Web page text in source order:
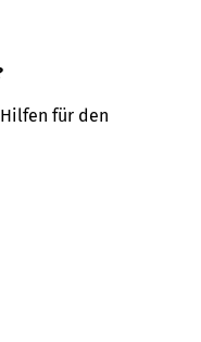
für den